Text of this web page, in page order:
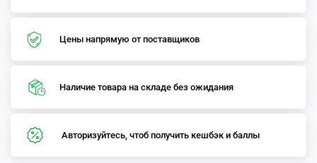
Цены напрямую от поставщиков
Наличие товара на складе без ожидания
Авторизуйтесь, чтоб получить кешбэк и баллы